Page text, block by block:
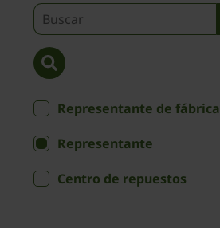
Representante de fábrica
Representante
Centro de repuestos